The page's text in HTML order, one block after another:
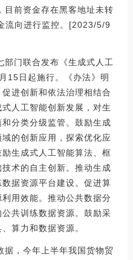
前资金存在黑客地址未转
流向进行监控。[2023/5/9
门联合发布《生成式人工
15日起施行。《办法》明
进创新和依法治理相结合
人工智能创新发展，对生
分类分级监管。鼓励生成
的创新应用，探索优化应
生成式人工智能算法、框
术的自主创新。推动生成
据资源平台建设。促进算
用效能。推动公共数据分
共训练数据资源。鼓励采
算力和数据资源。
，今年上半年我国货物贸